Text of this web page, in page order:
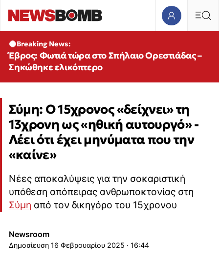
Breaking News:
Έβρος: Φωτιά τώρα στο Σπήλαιο Ορεστιάδας –
Σηκώθηκε ελικόπτερο
Σύμη: Ο 15χρονος «δείχνει» τη
13χρονη ως «ηθική αυτουργό» -
Λέει ότι έχει μηνύματα που την
«καίνε»
Νέες αποκαλύψεις για την σοκαριστική
υπόθεση απόπειρας ανθρωποκτονίας στη
Σύμη από τον δικηγόρο του 15χρονου
Newsroom
16 Φεβρουαρίου 2025 · 16:44